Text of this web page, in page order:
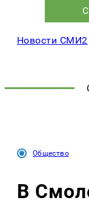
Новости СМИ2
Общество
В